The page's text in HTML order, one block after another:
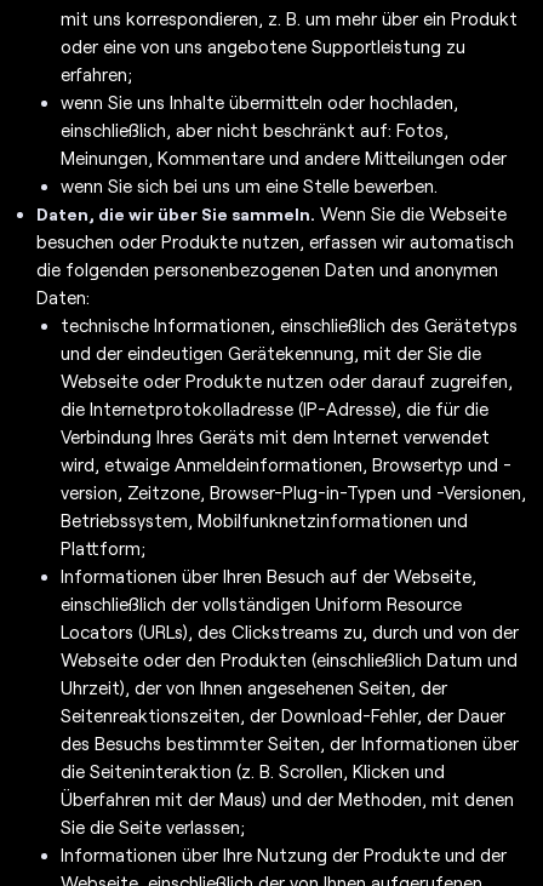
mit uns korrespondieren, z. B. um mehr über ein Produkt
oder eine von uns angebotene Supportleistung zu
erfahren;
wenn Sie uns Inhalte übermitteln oder hochladen,
einschließlich, aber nicht beschränkt auf: Fotos,
Meinungen, Kommentare und andere Mitteilungen oder
wenn Sie sich bei uns um eine Stelle bewerben.
Daten, die wir über Sie sammeln. Wenn Sie die Webseite
besuchen oder Produkte nutzen, erfassen wir automatisch
die folgenden personenbezogenen Daten und anonymen
Daten:
technische Informationen, einschließlich des Gerätetyps
und der eindeutigen Gerätekennung, mit der Sie die
Webseite oder Produkte nutzen oder darauf zugreifen,
die Internetprotokolladresse (IP-Adresse), die für die
Verbindung Ihres Geräts mit dem Internet verwendet
wird, etwaige Anmeldeinformationen, Browsertyp und -
version, Zeitzone, Browser-Plug-in-Typen und -Versionen,
Betriebssystem, Mobilfunknetzinformationen und
Plattform;
Informationen über Ihren Besuch auf der Webseite,
einschließlich der vollständigen Uniform Resource
Locators (URLs), des Clickstreams zu, durch und von der
Webseite oder den Produkten (einschließlich Datum und
Uhrzeit), der von Ihnen angesehenen Seiten, der
Seitenreaktionszeiten, der Download-Fehler, der Dauer
des Besuchs bestimmter Seiten, der Informationen über
die Seiteninteraktion (z. B. Scrollen, Klicken und
Überfahren mit der Maus) und der Methoden, mit denen
Sie die Seite verlassen;
Informationen über Ihre Nutzung der Produkte und der